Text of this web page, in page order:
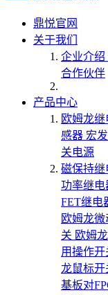
鼎悦官网
关于我们
企业介绍
合作伙伴
产品中心
欧姆龙继
感器 宏
关电源
磁保持继
功率继电
FET继电
欧姆龙微
关 欧姆
用操作开
龙鼠标开
基板对